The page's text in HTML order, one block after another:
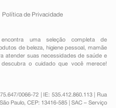
Política de Privacidade
uma seleção completa de
de beleza, higiene pessoal ,mamãe
atender suas necessidades de saúde e
o cuidado que você merece!
0066-72 | IE: 535.412.860.113 | Rua
Paulo, CEP: 13416-585 | SAC – Serviço